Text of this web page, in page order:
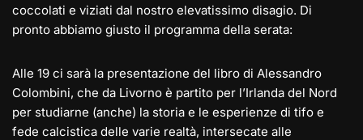
coccolati e viziati dal nostro elevatissimo disagio. Di
pronto abbiamo giusto il programma della serata:
Alle 19 ci sarà la presentazione del libro di Alessandro
Colombini, che da Livorno è partito per l’Irlanda del Nord
per studiarne (anche) la storia e le esperienze di tifo e
fede calcistica delle varie realtà, intersecate alle